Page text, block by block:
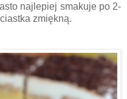
najlepiej smakuje po 2-
zmiękną.